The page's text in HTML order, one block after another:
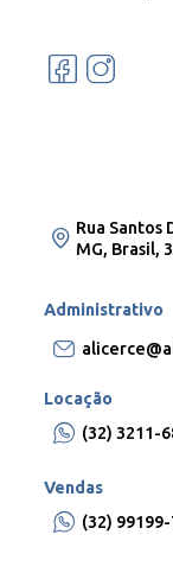
Rua Santos
MG, Brasil,
Administrativo
Locação
(32) 3211-
Vendas
(32)